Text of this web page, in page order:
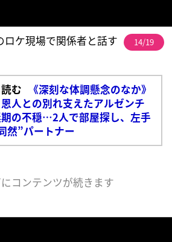
ロケ現場で関係者と話す
14/19
む
《深刻な体調懸念のなか》
人との別れ支えたアルゼンチ
の不穏…2人で部屋探し、左手
然”パートナー
コンテンツが続きます